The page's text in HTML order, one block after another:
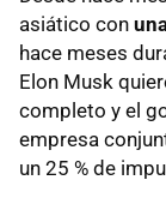
asiático con
hace meses
Elon Musk
completo y el
empresa
un 25 % de